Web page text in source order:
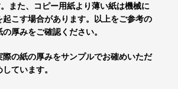
また、コピー用紙より薄い紙は機械に
起こす場合があります。以上をご参考の
の厚みをご確認ください。
の紙の厚みをサンプルでお確めいただ
ています。